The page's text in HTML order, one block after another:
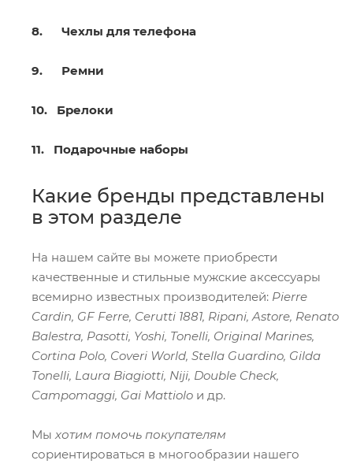
8. Чехлы для телефона
9. Ремни
10. Брелоки
11. Подарочные наборы
Какие бренды представлены
в этом разделе
На нашем сайте вы можете приобрести
качественные и стильные мужские аксессуары
всемирно известных производителей: Pierre
Cardin, GF Ferre, Cerutti 1881, Ripani, Astore, Renato
Balestra, Pasotti, Yoshi, Tonelli, Original Marines,
Cortina Polo, Coveri World, Stella Guardino, Gilda
Tonelli, Laura Biagiotti, Niji, Double Check,
Campomaggi, Gai Mattiolo и др.
Мы хотим помочь покупателям
сориентироваться в многообразии нашего